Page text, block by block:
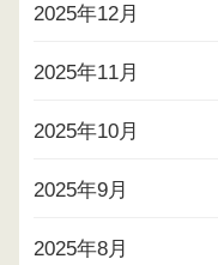
2025年12月
2025年11月
2025年10月
2025年9月
2025年8月